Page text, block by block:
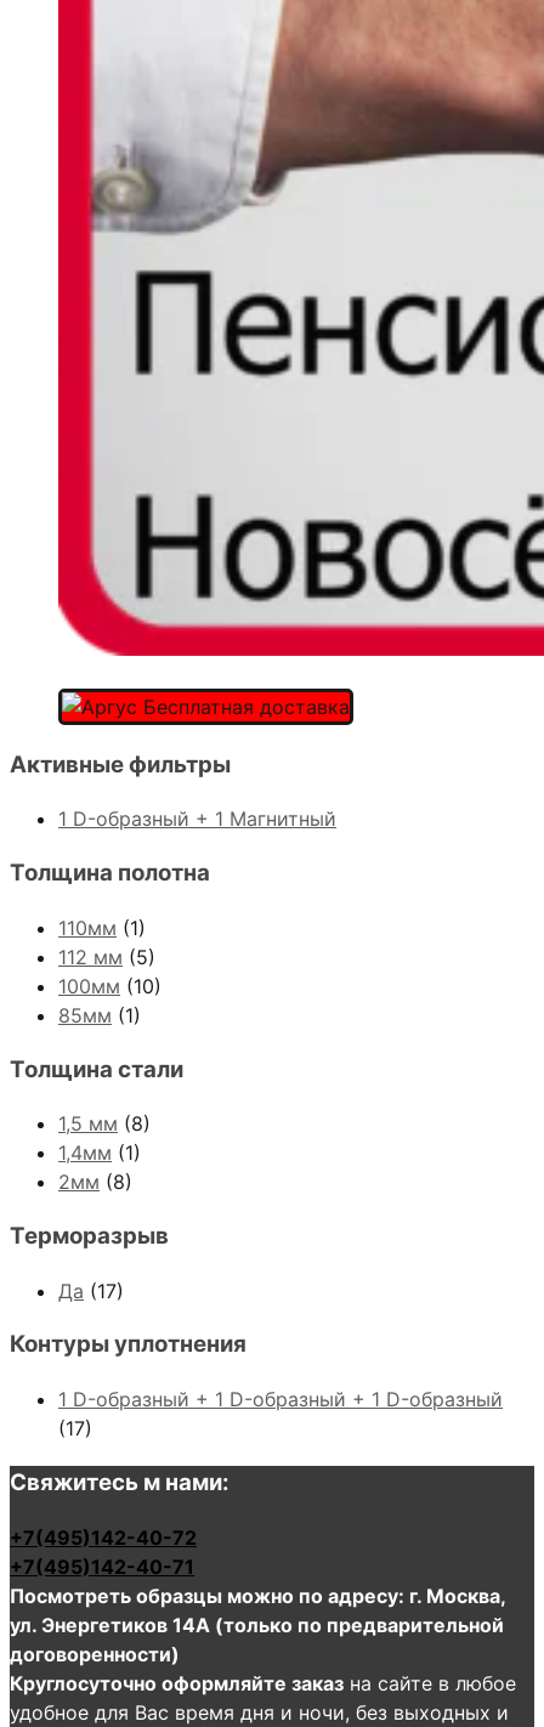
Активные фильтры
1 D-образный + 1 Магнитный
Толщина полотна
110мм (1)
112 мм (5)
100мм (10)
85мм (1)
Толщина стали
1,5 мм (8)
1,4мм (1)
2мм (8)
Терморазрыв
Да (17)
Контуры уплотнения
1 D-образный + 1 D-образный + 1 D-образный
(17)
Свяжитесь м нами:
+7(495)142-40-72
+7(495)142-40-71
Посмотреть образцы можно по адресу: г. Москва,
ул. Энергетиков 14А (только по предварительной
договоренности)
Круглосуточно оформляйте заказ на сайте в любое
удобное для Вас время дня и ночи, без выходных и